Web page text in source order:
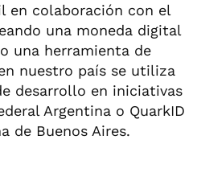
en colaboración con el
una moneda digital
una herramienta de
nuestro país se utiliza
desarrollo en iniciativas
Argentina o QuarkID
de Buenos Aires.